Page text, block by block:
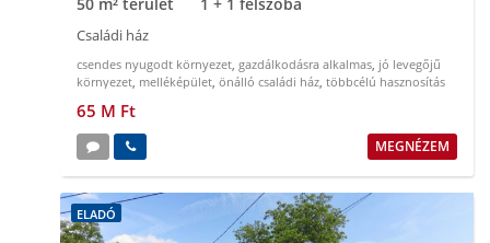
Családi ház
csendes nyugodt környezet, gazdálkodásra alkalmas, jó levegőjű
környezet, melléképület, önálló családi ház, többcélú hasznosítás
65 M Ft
MEGNÉZEM
ELADÓ